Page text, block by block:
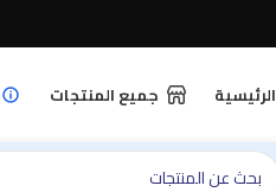
الرئيسية جميع المنتجات